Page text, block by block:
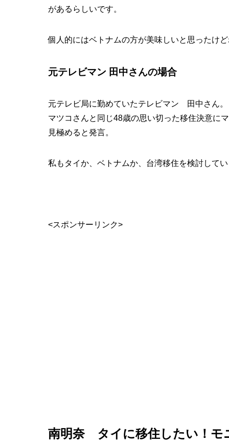
があるらしいです。
個人的にはベトナムの方が美味しいと思ったけど
元テレビマン 田中さんの場合
元テレビ局に勤めていたテレビマン 田中さん。
マツコさんと同じ48歳の思い切った移住決意に
見極めると発言。
私もタイか、ベトナムか、台湾移住を検討して
<スポンサーリンク>
南明奈 タイに移住したい！モ